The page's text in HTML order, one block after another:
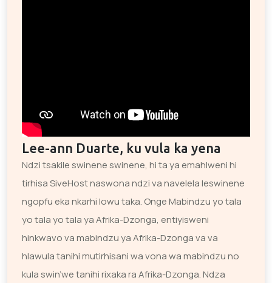
Lee-ann Duarte, ku vula ka yena
Ndzi tsakile swinene swinene, hi ta ya emahlweni hi
tirhisa SiveHost naswona ndzi va navelela leswinene
ngopfu eka nkarhi lowu taka. Onge Mabindzu yo tala
yo tala yo tala ya Afrika-Dzonga, entiyisweni
hinkwavo va mabindzu ya Afrika-Dzonga va va
hlawula tanihi mutirhisani wa vona wa mabindzu no
kula swin’we tanihi rixaka ra Afrika-Dzonga. Ndza